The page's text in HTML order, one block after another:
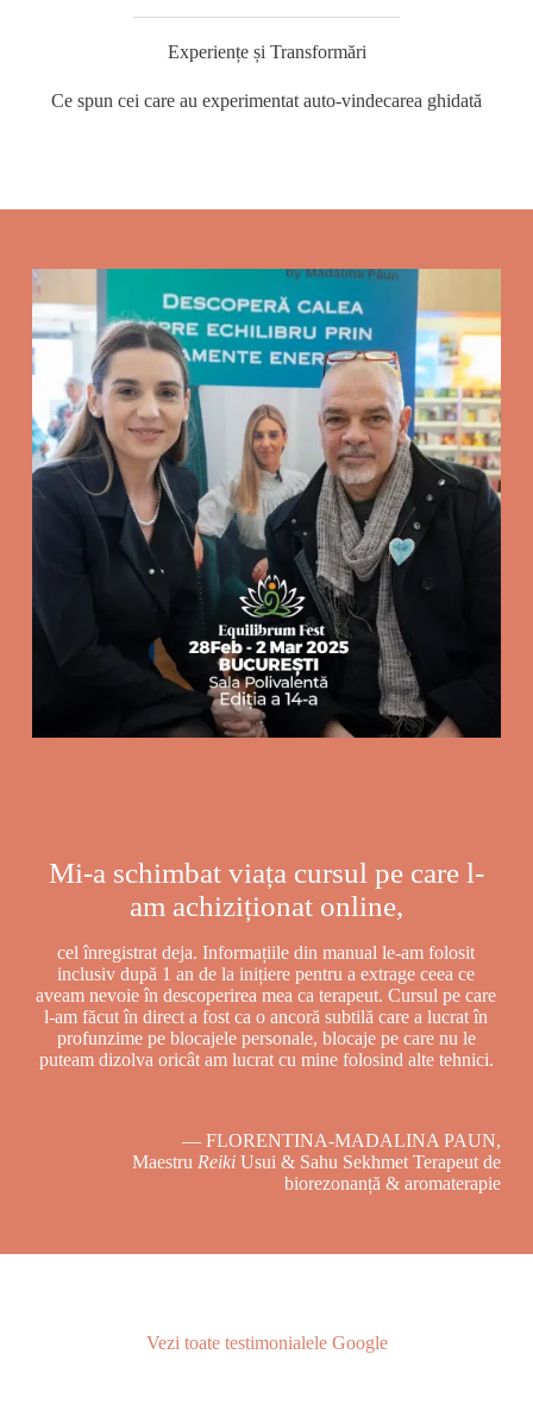
Experiențe și Transformări
Ce spun cei care au experimentat auto-vindecarea ghidată
Mi-a schimbat viața cursul pe care l-
am achiziționat online,
cel înregistrat deja. Informațiile din manual le-am folosit
inclusiv după 1 an de la inițiere pentru a extrage ceea ce
aveam nevoie în descoperirea mea ca terapeut. Cursul pe care
l-am făcut în direct a fost ca o ancoră subtilă care a lucrat în
profunzime pe blocajele personale, blocaje pe care nu le
puteam dizolva oricât am lucrat cu mine folosind alte tehnici.
— FLORENTINA-MADALINA PAUN,
MaestruReiki Usui & Sahu Sekhmet Terapeut de
biorezonanță & aromaterapie
Vezi toate testimonialele Google